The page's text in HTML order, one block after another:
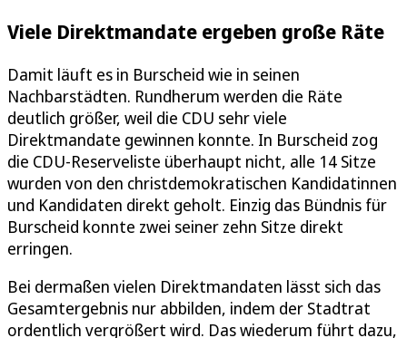
Viele Direktmandate ergeben große Räte
Damit läuft es in Burscheid wie in seinen
Nachbarstädten. Rundherum werden die Räte
deutlich größer, weil die CDU sehr viele
Direktmandate gewinnen konnte. In Burscheid zog
die CDU-Reserveliste überhaupt nicht, alle 14 Sitze
wurden von den christdemokratischen Kandidatinnen
und Kandidaten direkt geholt. Einzig das Bündnis für
Burscheid konnte zwei seiner zehn Sitze direkt
erringen.
Bei dermaßen vielen Direktmandaten lässt sich das
Gesamtergebnis nur abbilden, indem der Stadtrat
ordentlich vergrößert wird. Das wiederum führt dazu,